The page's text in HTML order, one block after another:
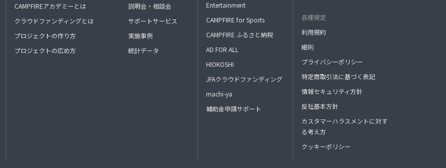
CAMPFIREアカデミーとは
クラウドファンディングとは
プロジェクトの作り方
プロジェクトの広め方
説明会・相談会
サポートサービス
実施事例
統計データ
Entertainment
CAMPFIRE for Sports
CAMPFIRE ふるさと納税
AD FOR ALL
HIOKOSHI
JFAクラウドファンディング
machi-ya
補助金申請サポート
各種規定
利用規約
細則
プライバシーポリシー
特定商取引法に基づく表記
情報セキュリティ方針
反社基本方針
カスタマーハラスメントに対す
る考え方
クッキーポリシー